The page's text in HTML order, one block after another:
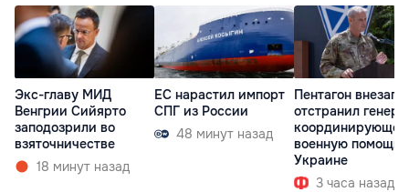
Экс-главу МИД
Венгрии Сийярто
заподозрили во
взяточничестве
18 минут назад
ЕС нарастил импорт
СПГ из России
48 минут назад
Пентагон
отстранил
военную помощь
Украине
3 часа назад